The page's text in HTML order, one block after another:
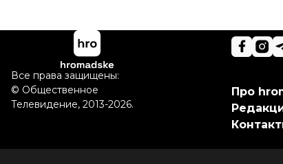
Про
Все права защищены:
© Общественное
Телевидение, 2013-2026.